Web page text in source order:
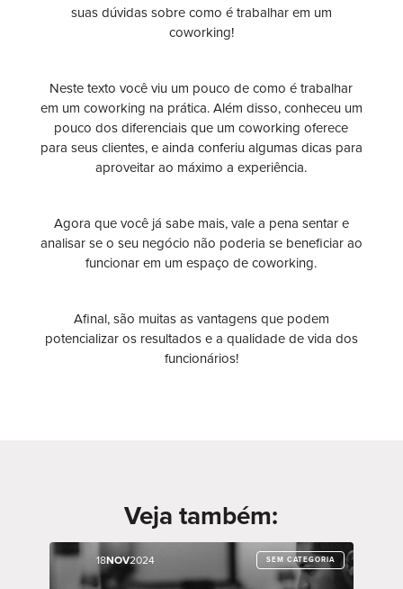
suas dúvidas sobre como é trabalhar em um
coworking!
Neste texto você viu um pouco de como é trabalhar
em um coworking na prática. Além disso, conheceu um
pouco dos diferenciais que um coworking oferece
para seus clientes, e ainda conferiu algumas dicas para
aproveitar ao máximo a experiência.
Agora que você já sabe mais, vale a pena sentar e
analisar se o seu negócio não poderia se beneficiar ao
funcionar em um espaço de coworking.
Afinal, são muitas as vantagens que podem
potencializar os resultados e a qualidade de vida dos
funcionários!
Veja também:
18NOV2024 SEM CATEGORIA
18NOV2024 SEM CATEGORIA